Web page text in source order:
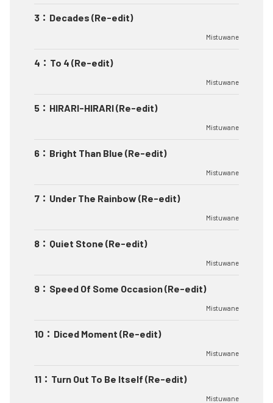
3 ： Decades (Re-edit)
Mistuwane
4 ： To 4 (Re-edit)
Mistuwane
5 ： HIRARI-HIRARI (Re-edit)
Mistuwane
6 ： Bright Than Blue (Re-edit)
Mistuwane
7 ： Under The Rainbow (Re-edit)
Mistuwane
8 ： Quiet Stone (Re-edit)
Mistuwane
9 ： Speed Of Some Occasion (Re-edit)
Mistuwane
10 ： Diced Moment (Re-edit)
Mistuwane
11 ： Turn Out To Be Itself (Re-edit)
Mistuwane